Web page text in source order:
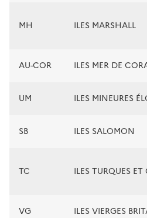
MH ILES MARSHALL
AU-COR ILES MER DE
UM ILES MINEURES
SB ILES SALOMON
TC ILES TURQUES
VG ILES VIERGES